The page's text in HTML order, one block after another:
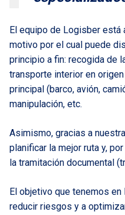
El equipo de Logisber
motivo por el cual puede
principio a fin: recogida de
transporte interior en
principal (barco, avión,
manipulación, etc.
Asimismo, gracias a
planificar la mejor ruta y,
la tramitación documental
El objetivo que tenemos
reducir riesgos y a